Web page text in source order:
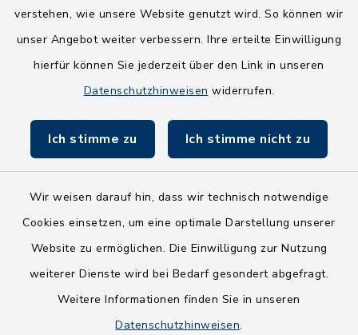
verstehen, wie unsere Website genutzt wird. So können wir
unser Angebot weiter verbessern. Ihre erteilte Einwilligung
hierfür können Sie jederzeit über den Link in unseren
Datenschutzhinweisen widerrufen.
Ich stimme zu Ich stimme nicht zu
Wir weisen darauf hin, dass wir technisch notwendige
Cookies einsetzen, um eine optimale Darstellung unserer
Website zu ermöglichen. Die Einwilligung zur Nutzung
weiterer Dienste wird bei Bedarf gesondert abgefragt.
Weitere Informationen finden Sie in unseren
Datenschutzhinweisen.
NEU! Amtsbroschüre 2026
Holsteiner Auenland
Fundbüro
Barrierefreiheit